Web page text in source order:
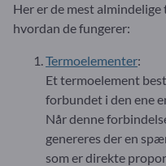
Her er de mest
hvordan de fungerer:
Termoelementer:
Et termoelement
forbundet i den ene
Når denne
genereres der en
som er direkte